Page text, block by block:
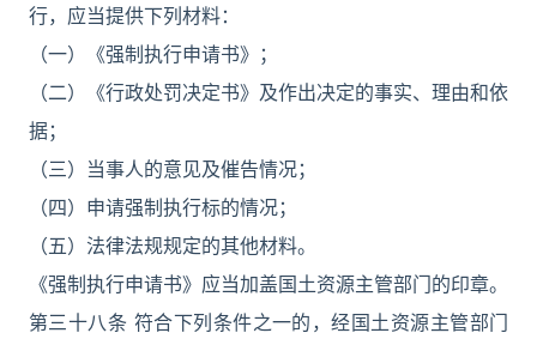
行，应当提供下列材料：
（一）《强制执行申请书》；
（二）《行政处罚决定书》及作出决定的事实、理由和依
据；
（三）当事人的意见及催告情况；
（四）申请强制执行标的情况；
（五）法律法规规定的其他材料。
《强制执行申请书》应当加盖国土资源主管部门的印章。
第三十八条 符合下列条件之一的，经国土资源主管部门